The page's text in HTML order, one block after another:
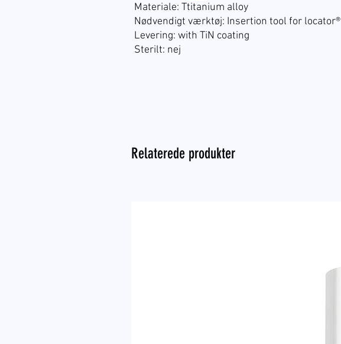
Materiale: Ttitanium alloy
Nødvendigt værktøj: Insertion tool for locator®
Levering: with TiN coating
Sterilt: nej
Relaterede produkter